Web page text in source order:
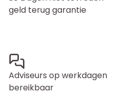
geld terug garantie
Adviseurs op werkdagen
bereikbaar